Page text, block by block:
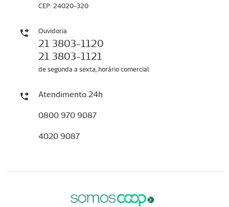
CEP: 24020-320
Ouvidoria
21 3803-1120
21 3803-1121
de segunda a sexta, horário comercial
Atendimento 24h
0800 970 9087
4020 9087